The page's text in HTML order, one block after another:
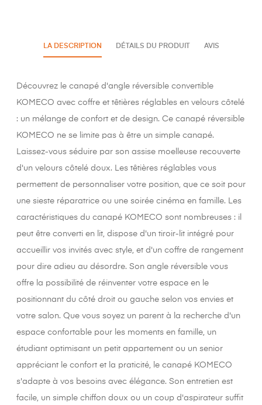
LA DESCRIPTION DÉTAILS DU PRODUIT AVIS
Découvrez le canapé d'angle réversible convertible
KOMECO avec coffre et têtières réglables en velours côtelé
: un mélange de confort et de design. Ce canapé réversible
KOMECO ne se limite pas à être un simple canapé.
Laissez-vous séduire par son assise moelleuse recouverte
d'un velours côtelé doux. Les têtières réglables vous
permettent de personnaliser votre position, que ce soit pour
une sieste réparatrice ou une soirée cinéma en famille. Les
caractéristiques du canapé KOMECO sont nombreuses : il
peut être converti en lit, dispose d'un tiroir-lit intégré pour
accueillir vos invités avec style, et d'un coffre de rangement
pour dire adieu au désordre. Son angle réversible vous
offre la possibilité de réinventer votre espace en le
positionnant du côté droit ou gauche selon vos envies et
votre salon. Que vous soyez un parent à la recherche d'un
espace confortable pour les moments en famille, un
étudiant optimisant un petit appartement ou un senior
appréciant le confort et la praticité, le canapé KOMECO
s'adapte à vos besoins avec élégance. Son entretien est
facile, un simple chiffon doux ou un coup d'aspirateur suffit